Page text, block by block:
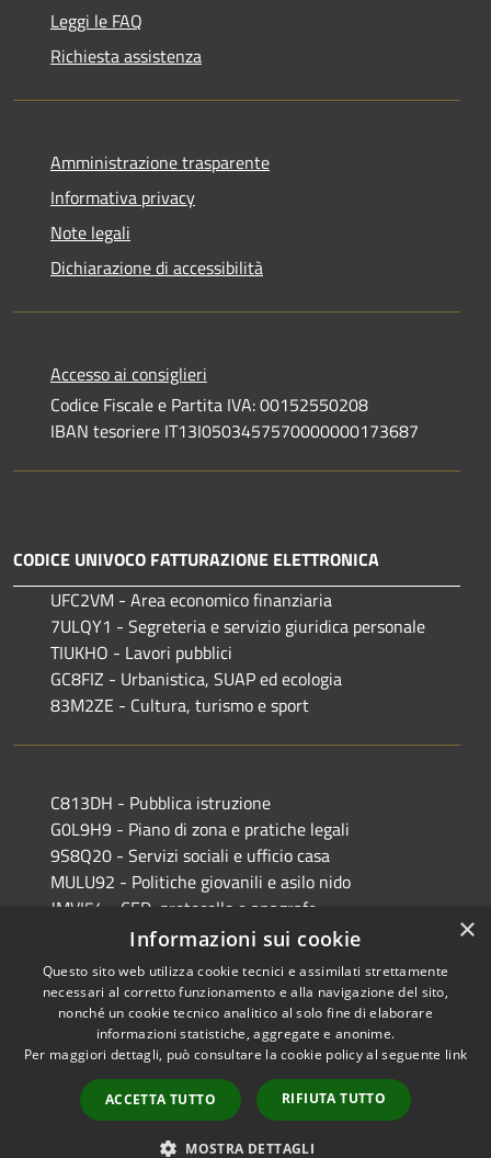
Leggi le FAQ
Richiesta assistenza
Amministrazione trasparente
Informativa privacy
Note legali
Dichiarazione di accessibilità
Accesso ai consiglieri
Codice Fiscale e Partita IVA: 00152550208
IBAN tesoriere IT13I0503457570000000173687
CODICE UNIVOCO FATTURAZIONE ELETTRONICA
UFC2VM - Area economico finanziaria
7ULQY1 - Segreteria e servizio giuridica personale
TIUKHO - Lavori pubblici
GC8FIZ - Urbanistica, SUAP ed ecologia
83M2ZE - Cultura, turismo e sport
C813DH - Pubblica istruzione
G0L9H9 - Piano di zona e pratiche legali
9S8Q20 - Servizi sociali e ufficio casa
MULU92 - Politiche giovanili e asilo nido
JMVI54 - CED, protocollo e anagrafe
EFR931 - Polizia Locale
Accessibilità
Copyright © 2026 • Comune di
Castiglione delle Stiviere •
Powered byMunicipium
Accesso redazione
×
Informazioni sui cookie
Questo sito web utilizza cookie tecnici e assimilati strettamente
necessari al corretto funzionamento e alla navigazione del sito,
nonché un cookie tecnico analitico al solo fine di elaborare
informazioni statistiche, aggregate e anonime.
Per maggiori dettagli, può consultare la cookie policy al seguente link
ACCETTA TUTTO RIFIUTA TUTTO
MOSTRA DETTAGLI